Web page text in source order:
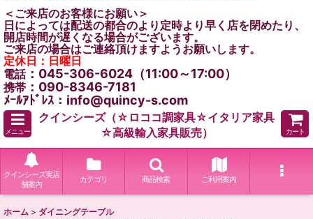
＜ご来店のお客様にお願い＞
日によっては配送の都合のより定時より早く店を閉めたり、
開店時間が遅くなる場合がございます。
ご来店の場合はご連絡頂けますようお願いします。
定休日：日曜日
電話：045-306-6024（11:00～17:00）
携帯 ：090-8346-7181
ﾒｰﾙｱﾄﾞﾚｽ：info@quincy-s.com
メニュー
クインシーズ（☆ロココ調家具☆イタリア家具
☆高級輸入家具販売）
カート
クインシーズ実店
舗案内
カテゴリ 商品検索 ご利用案内
ホーム > ダイニングテーブル